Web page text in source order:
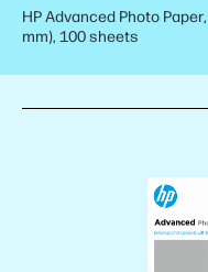
HP Advanced Photo
mm), 100 sheets